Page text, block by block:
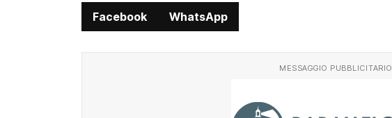
Facebook WhatsApp
MESSAGGIO PUBBLICITARIO